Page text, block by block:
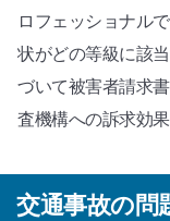
ロフェッショナル
状がどの等級に該
づいて被害者請求
査機構への訴求効
交通事故の問